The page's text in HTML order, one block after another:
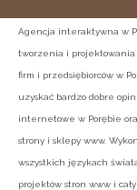
Agencja interaktywna w
tworzenia i projektowania
firm i przedsiębiorców w
uzyskać bardzo dobre
internetowe w Porębie
strony i sklepy www.
wszystkich językach
projektów stron www i